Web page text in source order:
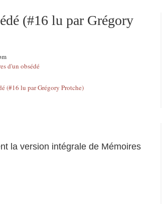
(#16 lu par Grégory
d'un obsédé
la version intégrale de Mémoires